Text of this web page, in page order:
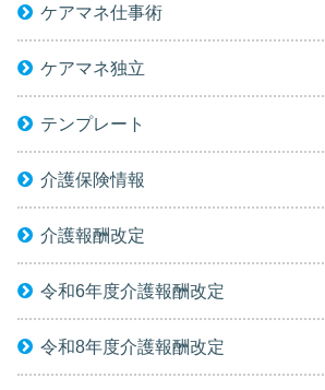
ケアマネ仕事術
ケアマネ独立
テンプレート
介護保険情報
介護報酬改定
令和6年度介護報酬改定
令和8年度介護報酬改定